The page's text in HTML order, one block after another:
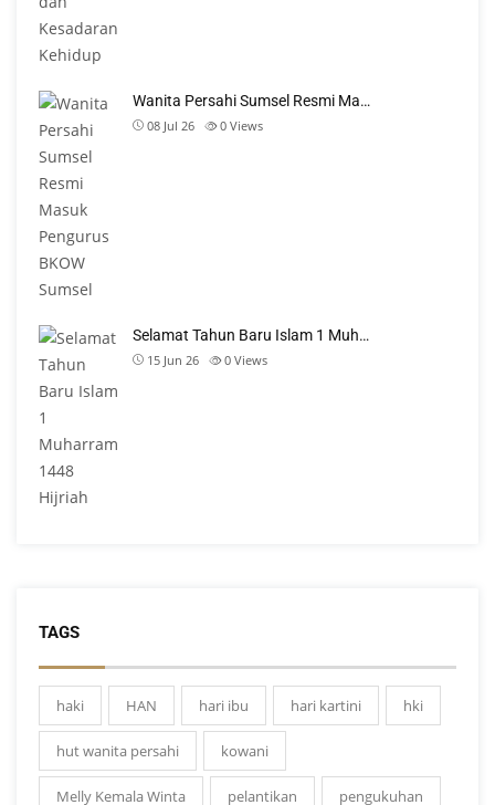
Wanita Persahi Sumsel Resmi Ma…
08 Jul 26 0 Views
Selamat Tahun Baru Islam 1 Muh…
15 Jun 26 0 Views
TAGS
haki HAN hari ibu hari kartini hki
hut wanita persahi kowani
Melly Kemala Winta pelantikan pengukuhan